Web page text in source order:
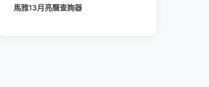
馬雅13月亮曆查詢器